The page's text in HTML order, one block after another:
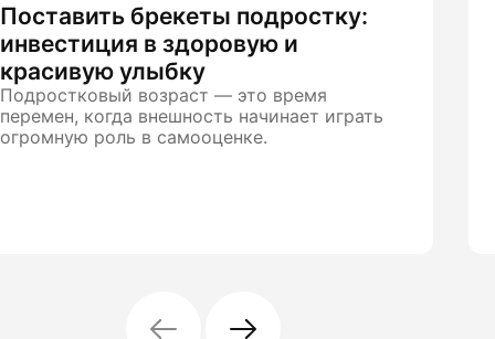
Поставить брекеты подростку:
инвестиция в здоровую и
красивую улыбку
Подростковый возраст — это время
перемен, когда внешность начинает играть
огромную роль в самооценке.